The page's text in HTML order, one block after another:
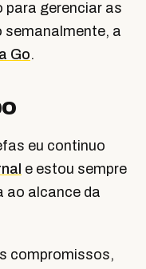
para gerenciar as
semanalmente, a
Go.
eu continuo
e estou sempre
ao alcance da
compromissos,